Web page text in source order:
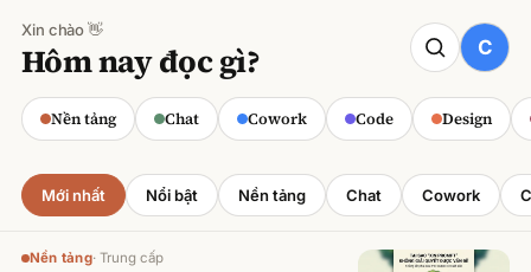
Xin chào 👋
Hôm nay đọc gì?
Nền tảng Chat Cowork Code Design
CODE
Claude cho Sales: Dự báo doanh số
chính xác
Minh Tuấn ·800 lượt xem
Mới nhất Nổi bật Nền tảng Chat Cowork
Nền tảng· Trung cấp